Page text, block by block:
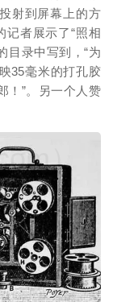
射到屏幕上的方
者展示了“照相
目录中写到，“为
35毫米的打孔胶
！”。另一个人赞
）